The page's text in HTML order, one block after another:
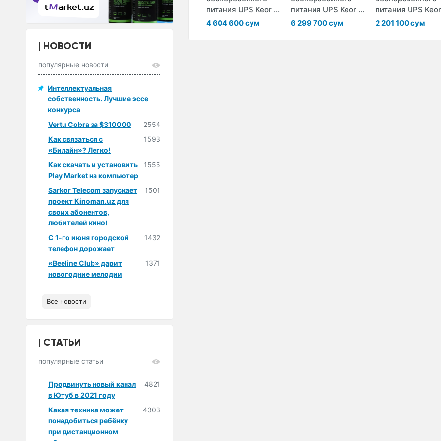
MM65-12
12
211 200 сум
питания UPS Keor ...
4 604 600 сум
питания UPS Keor ...
6 299 700 сум
питания UPS
2 201 100 сум
НОВОСТИ
популярные новости
Интеллектуальная
собственность. Лучшие эссе
конкурса
Vertu Cobra за $310000
2554
Как связаться с
«Билайн»? Легко!
1593
Как скачать и установить
Play Market на компьютер
1555
Sarkor Telecom запускает
проект Kinoman.uz для
своих абонентов,
любителей кино!
1501
С 1-го июня городской
телефон дорожает
1432
«Beeline Club» дарит
новогодние мелодии
1371
Все новости
СТАТЬИ
популярные статьи
Продвинуть новый канал
в Ютуб в 2021 году
4821
Какая техника может
понадобиться ребёнку
при дистанционном
4303